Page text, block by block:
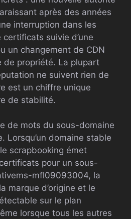
après des années
interruption dans les
suivie d’une
un changement de CDN
de propriété. La plupart
ne suivent rien de
est un chiffre unique
de stabilité.
de mots du sous-domaine
Lorsqu’un domaine stable
scrapbooking émet
pour un sous-
mfl09093004, la
marque d’origine et le
sur le plan
lorsque tous les autres